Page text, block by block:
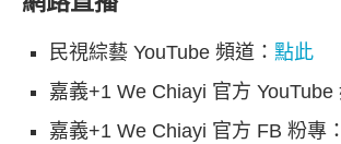
民視綜藝 YouTube 頻道： 點此
嘉義+1 We Chiayi 官方 YouTube
嘉義+1 We Chiayi 官方 FB 粉專：